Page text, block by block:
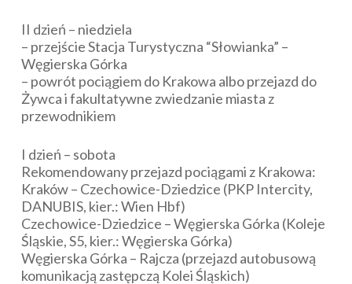
II dzień – niedziela
– przejście Stacja Turystyczna “Słowianka” –
Węgierska Górka
– powrót pociągiem do Krakowa albo przejazd do
Żywca i fakultatywne zwiedzanie miasta z
przewodnikiem
I dzień – sobota
Rekomendowany przejazd pociągami z Krakowa:
Kraków – Czechowice-Dziedzice (PKP Intercity,
DANUBIS, kier.: Wien Hbf)
Czechowice-Dziedzice – Węgierska Górka (Koleje
Śląskie, S5, kier.: Węgierska Górka)
Węgierska Górka – Rajcza (przejazd autobusową
komunikacją zastępczą Kolei Śląskich)